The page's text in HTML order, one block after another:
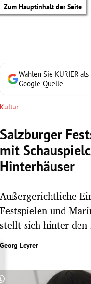
Zum Hauptinhalt der Seite
Untermenü
Untermenü
Untermenü
Untermenü
Wählen Sie KURIER
Google-Quelle
Kultur
Salzburger
mit
Hinterhäuser
Außergerichtliche
Festspielen und
stellt sich hinter den
Georg Leyrer